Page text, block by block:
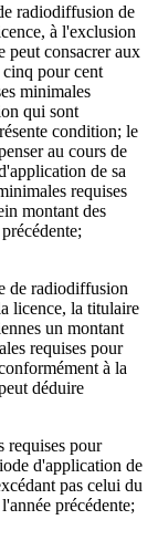
radiodiffusion de
à l'exclusion
peut consacrer aux
cinq pour cent
minimales
qui sont
condition; le
au cours de
de sa
requises
montant des
de radiodiffusion
licence, la titulaire
un montant
requises pour
à la
déduire
requises pour
d'application de
pas celui du
précédente;